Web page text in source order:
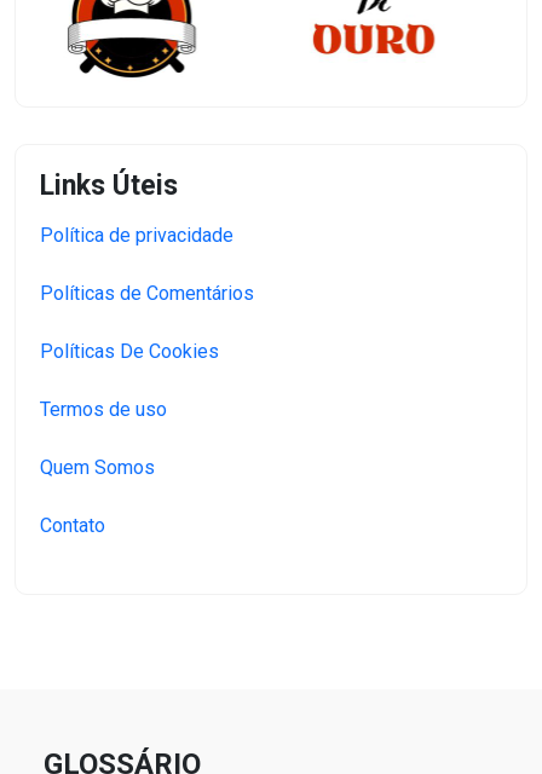
Links Úteis
Política de privacidade
Políticas de Comentários
Políticas De Cookies
Termos de uso
Quem Somos
Contato
GLOSSÁRIO